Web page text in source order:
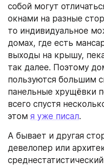
собой могут
окнами на разные
то индивидуальное
домах, где есть
выходы на крышу,
так далее. Поэтому
пользуются большим
панельные хрущёвки
всего спустя
этом я уже писал.
А бывает и другая
девелопер или